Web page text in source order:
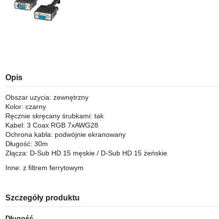
Opis
Obszar uzycia: zewnętrzny
Kolor: czarny
Ręcznie skręcany śrubkami: tak
Kabel: 3 Coax RGB 7xAWG28
Ochrona kabla: podwójnie ekranowany
Długość: 30m
Złącza: D-Sub HD 15 męskie / D-Sub HD 15 żeńskie
Inne: z filtrem ferrytowym
Szczegóły produktu